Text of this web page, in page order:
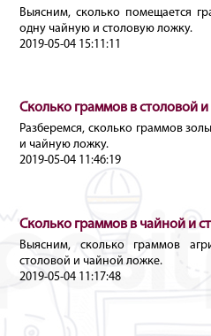
Выясним, сколько помещается
одну чайную и столовую ложку.
2019-05-04 15:11:11
Сколько граммов в столовой
Разберемся, сколько граммов
и чайную ложку.
2019-05-04 11:46:19
Сколько граммов в чайной и
Выясним, сколько граммов
столовой и чайной ложке.
2019-05-04 11:17:48